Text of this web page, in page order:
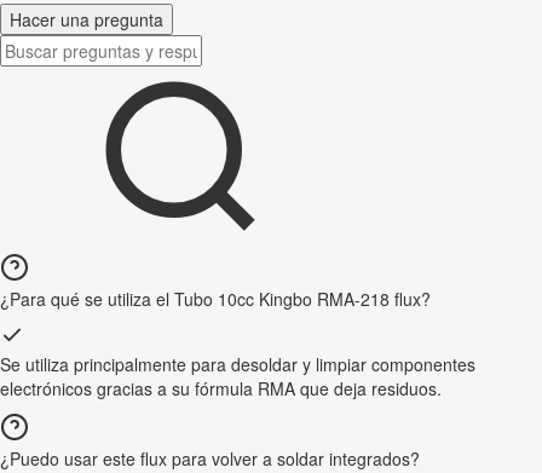
Hacer una pregunta
¿Para qué se utiliza el Tubo 10cc Kingbo RMA-218 flux?
Se utiliza principalmente para desoldar y limpiar componentes
electrónicos gracias a su fórmula RMA que deja residuos.
¿Puedo usar este flux para volver a soldar integrados?